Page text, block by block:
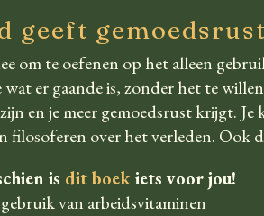
geeft
om te oefenen op het alleen
er gaande is, zonder het te
en je meer gemoedsrust krijgt.
filosoferen over het verleden. Ook
is dit boekiets voor jou!
van arbeidsvitaminen